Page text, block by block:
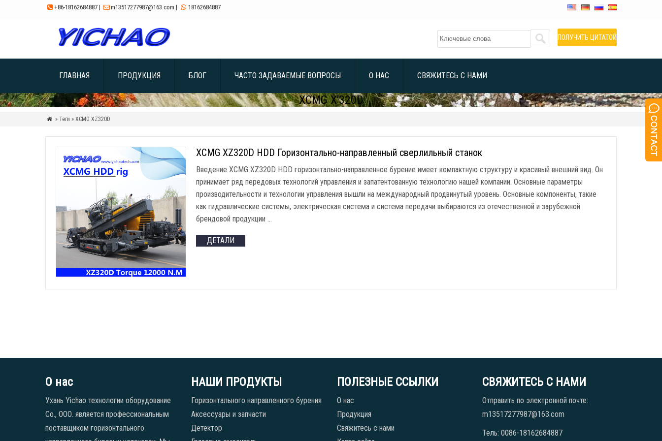
 +86-18162684887 | m13517277987@163.com |  18162684887
ПОЛУЧИТЬ ЦИТАТОЙ
ГЛАВНАЯ ПРОДУКЦИЯ БЛОГ ЧАСТО ЗАДАВАЕМЫЕ ВОПРОСЫ О НАС СВЯЖИТЕСЬ С НАМИ
XCMG X'320D
 » Теги » XCMG XZ320D
XCMG XZ320D HDD Горизонтально-направленный сверлильный станок
Введение XCMG XZ320D HDD горизонтально-направленное бурение имеет компактную структуру и красивый внешний вид. Он
принимает ряд передовых технологий управления и запатентованную технологию нашей компании. Основные параметры
производительности и технологии управления вышли на международный продвинутый уровень. Основные компоненты, такие
как гидравлические системы, электрическая система и система передачи выбираются из отечественной и зарубежной
брендовой продукции …
ДЕТАЛИ
О нас
Ухань Yichao технологии оборудование
Co., ООО. является профессиональным
поставщиком горизонтального
НАШИ ПРОДУКТЫ
Горизонтального направленного бурения
Аксессуары и запчасти
Детектор
ПОЛЕЗНЫЕ ССЫЛКИ
О нас
Продукция
Свяжитесь с нами
СВЯЖИТЕСЬ С НАМИ
Отправить по электронной почте:
m13517277987@163.com
Тель: 0086-18162684887